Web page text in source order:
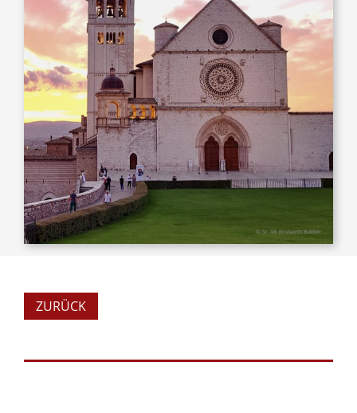
© Sr. M. Elisbaeth Bäbler
ZURÜCK